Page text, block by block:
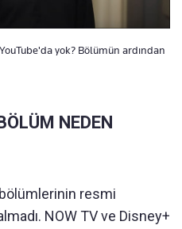
yok? Bölümün ardından
NEDEN
bölümlerinin resmi
NOW TV ve Disney+